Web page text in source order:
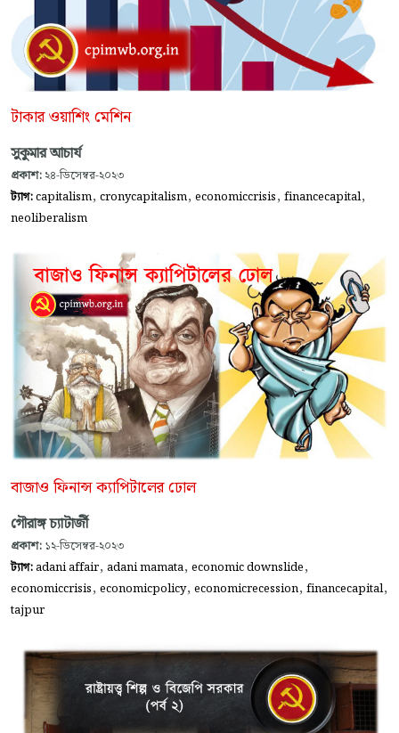
টাকার ওয়াশিং মেশিন
সুকুমার আচার্য
প্রকাশ: ২৪-ডিসেম্বর-২০২৩
ট্যাগ:capitalism, cronycapitalism, economiccrisis, financecapital,
neoliberalism
বাজাও ফিনান্স ক্যাপিটালের ঢোল
গৌরাঙ্গ চ্যাটার্জী
প্রকাশ: ১২-ডিসেম্বর-২০২৩
ট্যাগ:adani affair, adani mamata, economic downslide,
economiccrisis, economicpolicy, economicrecession, financecapital,
tajpur